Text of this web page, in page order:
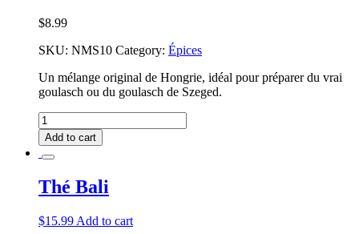
$8.99
SKU: NMS10 Category: Épices
Un mélange original de Hongrie, idéal pour préparer du vrai
goulasch ou du goulasch de Szeged.
Assaisonnement
pour
ragoût
hongrois
Add to cart
Thé Bali
$15.99 Add to cart